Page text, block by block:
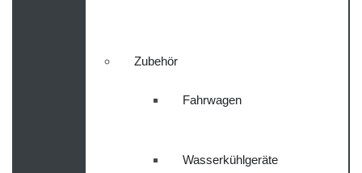
Zubehör
Fahrwagen
Wasserkühlgeräte